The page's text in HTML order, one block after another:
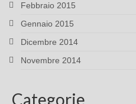
Febbraio 2015
Gennaio 2015
Dicembre 2014
Novembre 2014
Categorie